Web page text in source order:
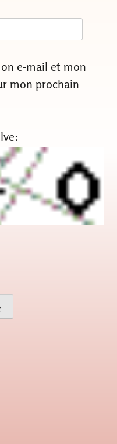
e-mail et mon
mon prochain